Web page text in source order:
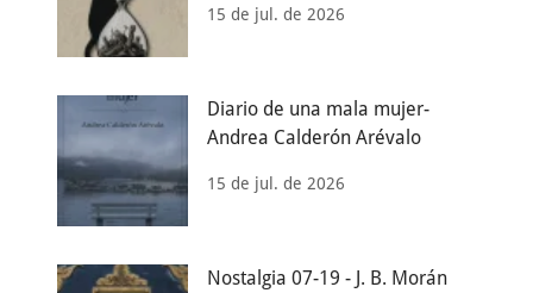
15 de jul. de 2026
Diario de una mala mujer-
Andrea Calderón Arévalo
15 de jul. de 2026
Nostalgia 07-19 - J. B. Morán